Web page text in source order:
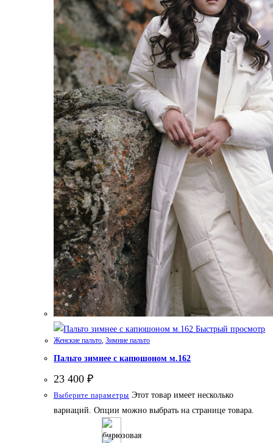
Быстрый просмотр
Женские пальто Зимние пальто
Пальто зимнее с капюшоном м.162
23 400 ₽
Выберите параметры Этот товар имеет несколько
вариаций. Опции можно выбрать на странице товара.